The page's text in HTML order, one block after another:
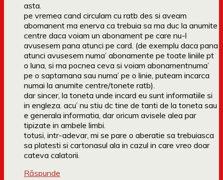
asta.
pe vremea cand circulam cu ratb des si aveam
abomanent ma enerva ca trebuia sa ma duc la anumite
centre daca voiam un abonament pe care nu-l
avusesem pana atunci pe card. (de exemplu daca pana
atunci avusesem numa’ abonamente pe toate liniile pt
o luna, si ma pocnea ceva si voiam abonamentnuma’
pe o saptamana sau numa’ pe o linie, puteam incarca
numai la anumite centre/tonete ratb).
dar sincer, la toneta unde incard eu sunt informatiile si
in engleza. acu’ nu stiu dc tine de tanti de la toneta sau
e generala informatia, dar oricum avisele alea par
tipizate in ambele limbi.
totusi, intr-adevar, mi se pare o aberatie sa trebuiasca
sa platesti si cartonasul ala in cazul in care vreo doar
cateva calatorii.
Răspunde